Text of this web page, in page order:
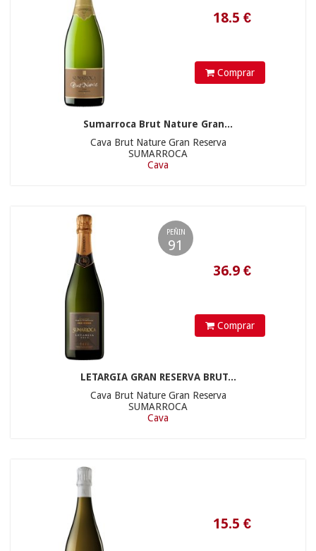
Comprar
Sumarroca Brut Nature Gran...
Cava Brut Nature Gran Reserva
SUMARROCA
Cava
PEÑIN
91
Comprar
LETARGIA GRAN RESERVA BRUT...
Cava Brut Nature Gran Reserva
SUMARROCA
Cava